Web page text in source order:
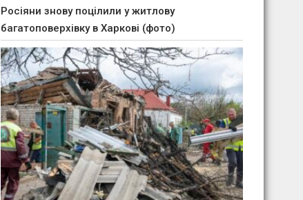
Росіяни знову поцілили у житлову
багатоповерхівку в Харкові (фото)